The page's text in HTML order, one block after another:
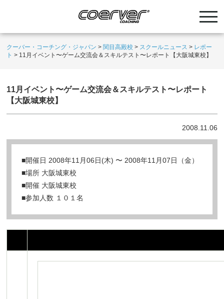
クーバー・コーチング・ジャパン > 関目高殿校 > スクールニュース > レポー
ト > 11月イベント〜ゲーム交流会＆スキルテスト〜レポート【大阪城東校】
11月イベント〜ゲーム交流会＆スキルテスト〜レポート
【大阪城東校】
2008.11.06
■開催日 2008年11月06日(木) 〜 2008年11月07日（金）
■場所 大阪城東校
■開催 大阪城東校
■参加人数 １０１名